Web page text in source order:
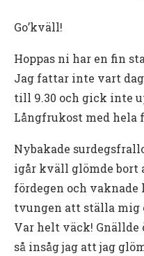
Go’kväll!
Hoppas ni har en fin
Jag fattar inte vart
till 9.30 och gick inte
Långfrukost med hela
Nybakade
igår kväll glömde bort
fördegen och
tvungen att ställa mig
Var helt väck! Gnällde
så insåg jag att jag